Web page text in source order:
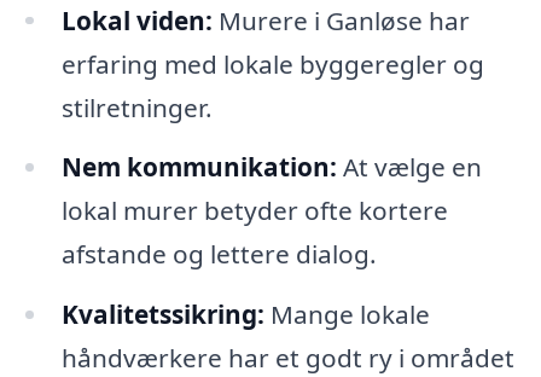
Lokal viden: Murere i Ganløse har
erfaring med lokale byggeregler og
stilretninger.
Nem kommunikation: At vælge en
lokal murer betyder ofte kortere
afstande og lettere dialog.
Kvalitetssikring: Mange lokale
håndværkere har et godt ry i området